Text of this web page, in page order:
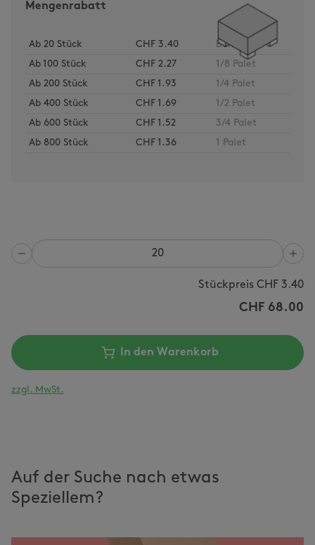
Mengenrabatt
Ab 20 Stück CHF 3.40
Bund
Ab 100 Stück CHF 2.27
1/8 Palet
Ab 200 Stück CHF 1.93
1/4 Palet
Ab 400 Stück CHF 1.69
1/2 Palet
Ab 600 Stück CHF 1.52
3/4 Palet
Ab 800 Stück CHF 1.36 1 Palet
Anzahl
Stückpreis CHF 3.40
CHF 68.00
In den Warenkorb
zzgl. MwSt.
Auf der Suche nach etwas
Speziellem?